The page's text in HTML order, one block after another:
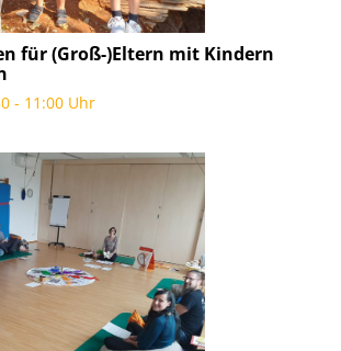
für (Groß-)Eltern mit Kindern
- 11:00 Uhr